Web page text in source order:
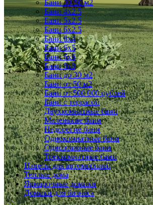
Бани 30-50 м2
Бани 4x2.5
Бани 5x2.5
Бани 6x2.5
Бани 6х4
Бани 6х5
Бани 6х6
Бани 8x8
Бани до 30 м2
Бани от 50 м2
Бани от 500 000 рублей
Бани с террасой
Двухкомнатные бани
Маленькие бани
Недорогие бани
Однокомнатные бани
Одноэтажные бани
Трехкомнатные бани
Навесы для автомобилей
Теплые дома
Ярмарочные домики
Домики для бизнеса